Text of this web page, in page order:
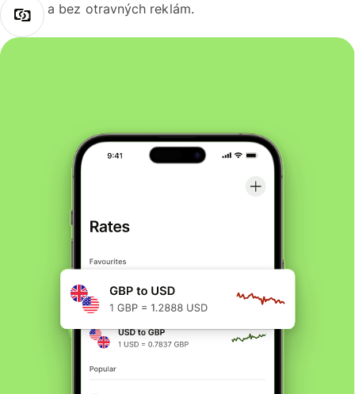
a bez otravných reklám.